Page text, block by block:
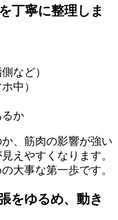
丁寧に整理しま
など）
中）
るか
、筋肉の影響が強い
えやすくなります。
大事な第一歩です。
をゆるめ、動き